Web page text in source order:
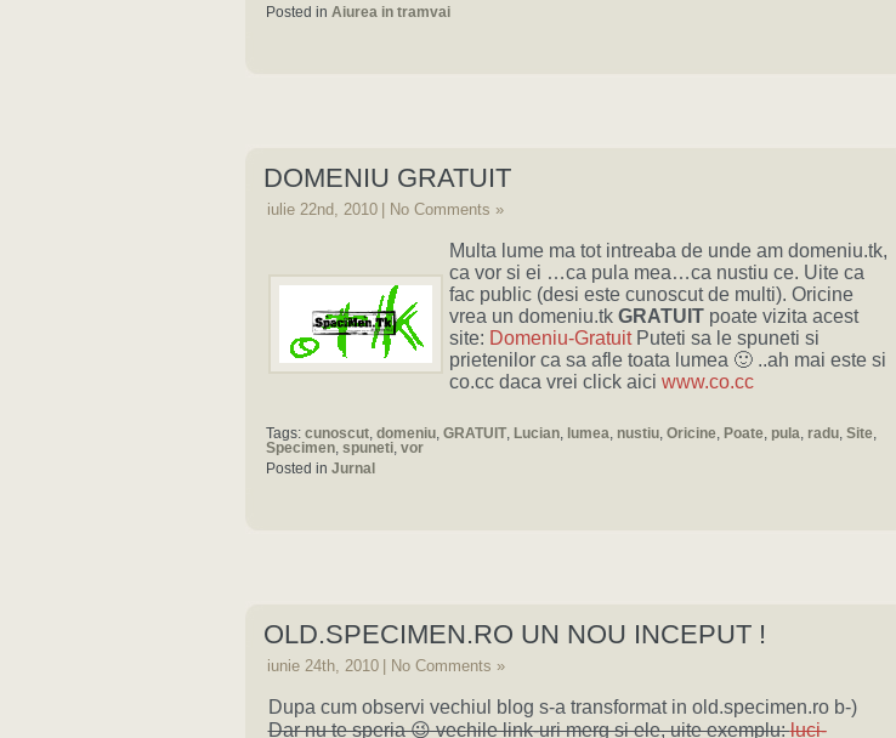
Posted in Aiurea in tramvai
DOMENIU GRATUIT
iulie 22nd, 2010 No Comments »
Mu lta lume ma tot intreaba de unde am domeniu.tk,
ca vor si ei …ca pula mea…ca nustiu ce. Uite ca
fac public (desi este cunoscut de multi). Oricine
vrea un domeniu.tk GRATUITpoate vizita acest
site: Domeniu-GratuitPuteti sa le spuneti si
prietenilor ca sa afle toata lumea 🙂 ..ah mai este si
co.cc daca vrei click aici www.co.cc
Tags: cunoscut domeniu GRATUIT Lucian lumea nustiu Oricine Poate pula radu Site
Specimen spuneti vor
Posted in Jurnal
OLD.SPECIMEN.RO UN NOU INCEPUT !
iunie 24th, 2010 No Comments »
Dupa cum observi vechiul blog s-a transformat in old.specimen.ro b-)
Dar nu te speria 😉 vechile link-uri merg si ele, uite exemplu:luci-